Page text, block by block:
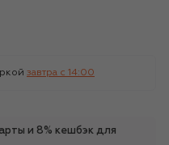
завтра c 14:00
и 8% кешбэк для